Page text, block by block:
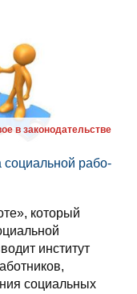
в законодательстве
со­ци­аль­ной ра­бо­
который
институт
социальных